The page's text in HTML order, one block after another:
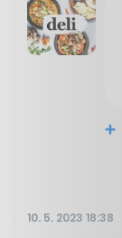
10. 5. 2023 18:38